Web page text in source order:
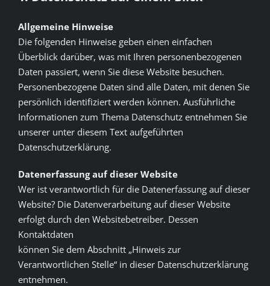
Zusatzstoffe
Allgemeine Hinweise
Die folgenden Hinweise geben einen einfachen
Überblick darüber, was mit Ihren personenbezogenen
Daten passiert, wenn Sie diese Website besuchen.
Personenbezogene Daten sind alle Daten, mit denen Sie
persönlich identifiziert werden können. Ausführliche
Informationen zum Thema Datenschutz entnehmen Sie
unserer unter diesem Text aufgeführten
Datenschutzerklärung.
Datenerfassung auf dieser Website
Wer ist verantwortlich für die Datenerfassung auf dieser
Website? Die Datenverarbeitung auf dieser Website
erfolgt durch den Websitebetreiber. Dessen
Kontaktdaten
können Sie dem Abschnitt „Hinweis zur
Verantwortlichen Stelle“ in dieser Datenschutzerklärung
entnehmen.